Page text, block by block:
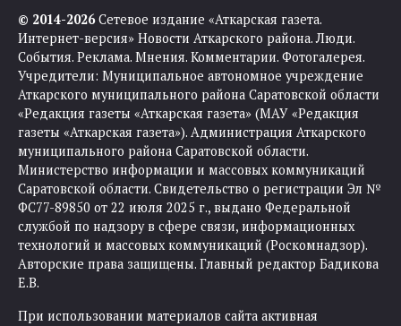
© 2014-2026Сетевое издание «Аткарская газета.
Интернет-версия» Новости Аткарского района. Люди.
События. Реклама. Мнения. Комментарии. Фотогалерея.
Учредители: Муниципальное автономное учреждение
Аткарского муниципального района Саратовской области
«Редакция газеты «Аткарская газета» (МАУ «Редакция
газеты «Аткарская газета»). Администрация Аткарского
муниципального района Саратовской области.
Министерство информации и массовых коммуникаций
Саратовской области. Свидетельство о регистрации Эл №
ФС77-89850 от 22 июля 2025 г., выдано Федеральной
службой по надзору в сфере связи, информационных
технологий и массовых коммуникаций (Роскомнадзор).
Авторские права защищены. Главный редактор Бадикова
Е.В.
При использовании материалов сайта активная